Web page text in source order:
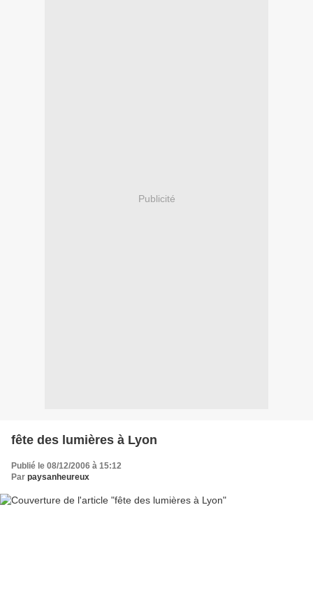
Publicité
fête des lumières à Lyon
Publié le 08/12/2006 à 15:12
Par paysanheureux